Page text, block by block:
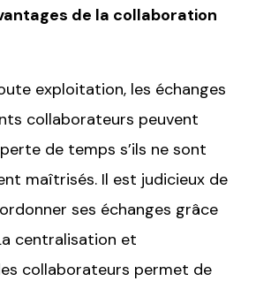
de la collaboration
exploitation, les échanges
collaborateurs peuvent
de temps s’ils ne sont
maîtrisés. Il est judicieux de
ses échanges grâce
centralisation et
collaborateurs permet de